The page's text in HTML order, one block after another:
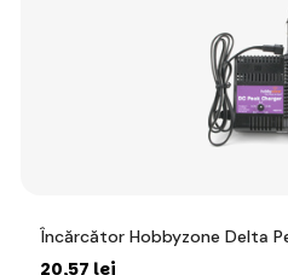
Încărcător Hobbyzone Delta
20,57 lei